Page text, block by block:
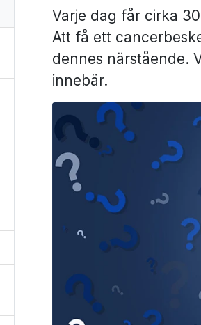
Varje dag får cirka
Att få ett
dennes närstående.
innebär.